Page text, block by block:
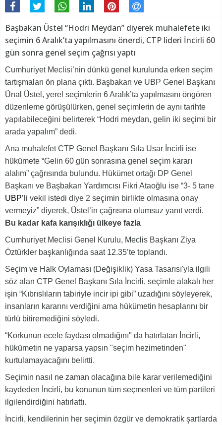
Başbakan Üstel “Hodri Meydan” diyerek muhalefete iki
seçimin 6 Aralık’ta yapılmasını önerdi, CTP lideri İncirli 60
gün sonra genel seçim çağrısı yaptı
Cumhuriyet Meclisi’nin dünkü genel kurulunda erken seçim
tartışmaları ön plana çıktı. Başbakan ve UBP Genel Başkanı
Ünal Üstel, yerel seçimlerin 6 Aralık’ta yapılmasını öngören
düzenleme görüşülürken, genel seçimlerin de aynı tarihte
yapılabileceğini belirterek “Hodri meydan, gelin iki seçimi bir
arada yapalım” dedi.
Ana muhalefet CTP Genel Başkanı Sıla Usar İncirli ise
hükümete “Gelin 60 gün sonrasına genel seçim kararı
alalım” çağrısında bulundu. Hükümet ortağı DP Genel
Başkanı ve Başbakan Yardımcısı Fikri Ataoğlu ise “3- 5 tane
UBP’li vekil istedi diye 2 seçimin birlikte olmasına onay
vermeyiz” diyerek, Üstel’in çağrısına olumsuz yanıt verdi.
Bu kadar kafa karışıklığı ülkeye fazla
Cumhuriyet Meclisi Genel Kurulu, Meclis Başkanı Ziya
Öztürkler başkanlığında saat 12.35’te toplandı.
Seçim ve Halk Oylaması (Değişiklik) Yasa Tasarısı'yla ilgili
söz alan CTP Genel Başkanı Sıla İncirli, seçimle alakalı her
işin “Kıbrıslıların tabiriyle incir ipi gibi” uzadığını söyleyerek,
insanların kararını verdiğini ama hükümetin hesaplarını bir
türlü bitiremediğini söyledi.
“Korkunun ecele faydası olmadığını" da hatırlatan İncirli,
hükümetin ne yaparsa yapsın "seçim hezimetinden"
kurtulamayacağını belirtti.
Seçimin nasıl ne zaman olacağına bile karar verilemediğini
kaydeden İncirli, bu konunun tüm seçmenleri ve tüm partileri
ilgilendirdiğini hatırlattı.
İncirli, kendilerinin her seçimin özgür ve demokratik şartlarda